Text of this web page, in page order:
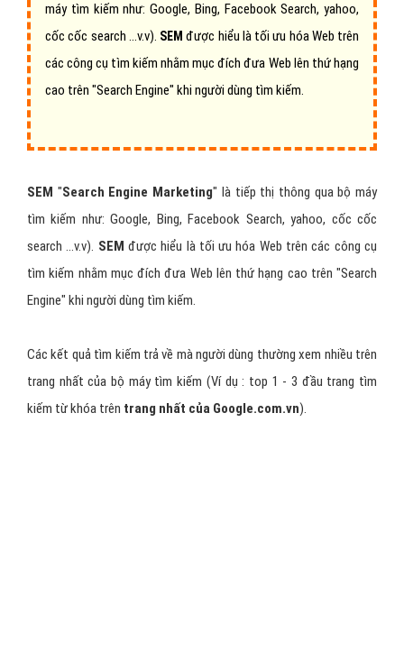
máy tìm kiếm như: Google, Bing, Facebook Search, yahoo,
cốc cốc search ...v.v). SEM được hiểu là tối ưu hóa Web trên
các công cụ tìm kiếm nhằm mục đích đưa Web lên thứ hạng
cao trên "Search Engine" khi người dùng tìm kiếm.
SEM "Search Engine Marketing" là tiếp thị thông qua bộ máy
tìm kiếm như: Google, Bing, Facebook Search, yahoo, cốc cốc
search ...v.v). SEM được hiểu là tối ưu hóa Web trên các công cụ
tìm kiếm nhằm mục đích đưa Web lên thứ hạng cao trên "Search
Engine" khi người dùng tìm kiếm.
Các kết quả tìm kiếm trả về mà người dùng thường xem nhiều trên
trang nhất của bộ máy tìm kiếm (Ví dụ : top 1 - 3 đầu trang tìm
kiếm từ khóa trên trang nhất của Google.com.vn).